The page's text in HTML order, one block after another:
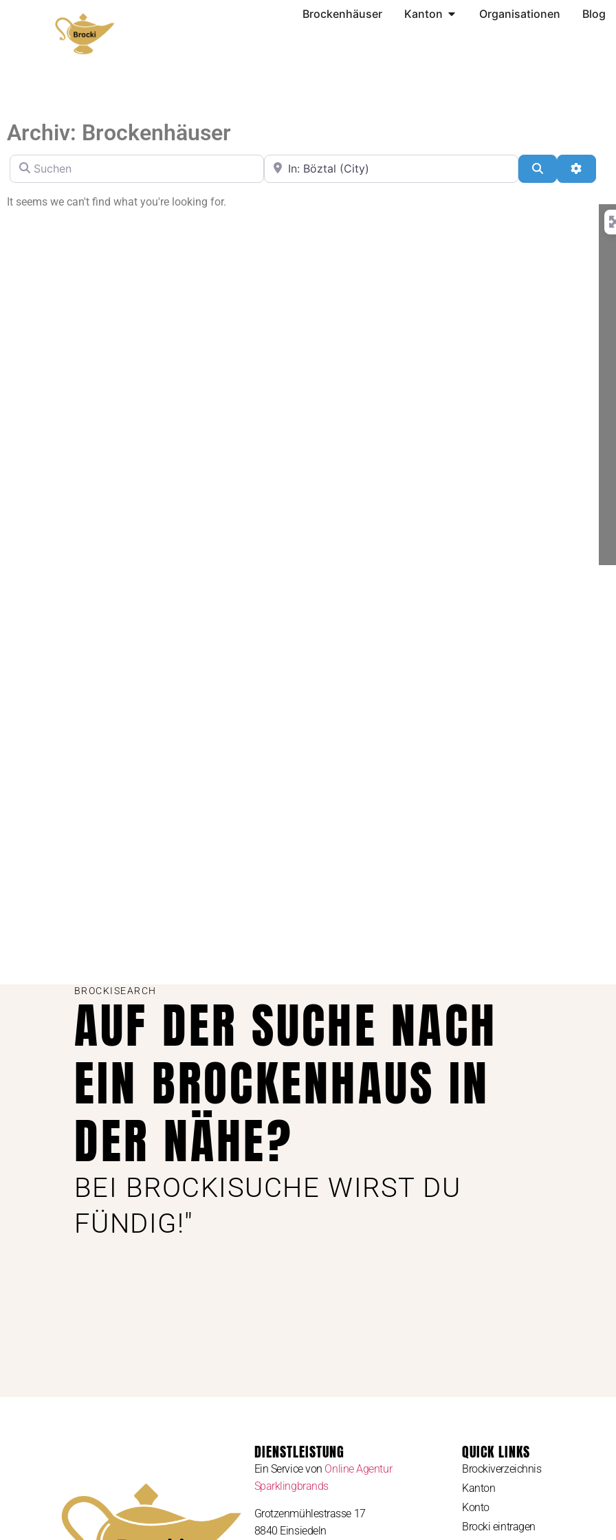
Brockenhäuser Kanton Organisationen Blog
Archiv: Brockenhäuser
Suchen in der Nähe
Suchen
It seems we can't find what you're looking for.
BROCKISEARCH
AUF DER SUCHE NACH
EIN BROCKENHAUS IN
DER NÄHE?
BEI BROCKISUCHE WIRST DU
FÜNDIG!"
DIENSTLEISTUNG
Ein Service von Online Agentur
Sparklingbrands
Grotzenmühlestrasse 17
8840 Einsiedeln
QUICK LINKS
Brockiverzeichnis
Kanton
Konto
Brocki eintragen